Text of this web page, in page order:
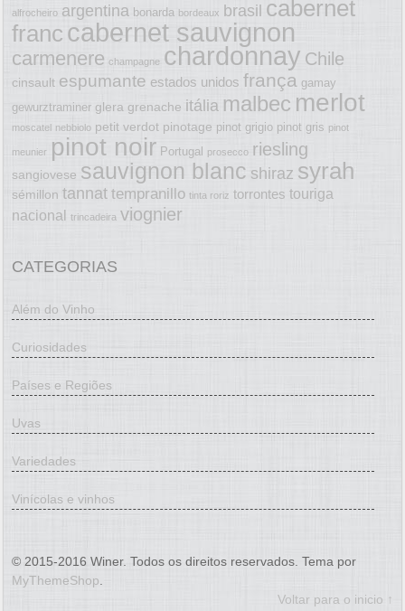
alfrocheiro argentina bonarda bordeaux brasil cabernet
franc cabernet sauvignon
carmenere champagne chardonnay Chile
cinsault espumante estados unidos frança gamay
gewurztraminer glera grenache itália malbec merlot
moscatel nebbiolo petit verdot pinotage pinot grigio pinot gris pinot
meunier pinot noir Portugal prosecco riesling
sangiovese sauvignon blanc shiraz syrah
sémillon tannat tempranillo tinta roriz torrontes touriga
nacional trincadeira viognier
CATEGORIAS
Além do Vinho
Curiosidades
Países e Regiões
Uvas
Variedades
Vinícolas e vinhos
© 2015-2016 Winer. Todos os direitos reservados. Tema por
MyThemeShop
Voltar para o inicio ↑